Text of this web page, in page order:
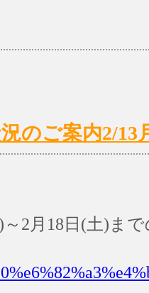
のご案内2/13
～2月18日(土)ま